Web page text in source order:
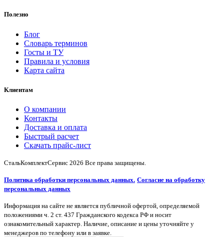
Полезно
Блог
Словарь терминов
Госты и ТУ
Правила и условия
Карта сайта
Клиентам
О компании
Контакты
Доставка и оплата
Быстрый расчет
Скачать прайс-лист
СтальКомплектСервис 2026 Все права защищены.
Политика обработки персональных данных. Согласие на обработку
персональных данных
Информация на сайте не является публичной офертой, определяемой
положениями ч. 2 ст. 437 Гражданского кодекса РФ и носит
ознакомительный характер. Наличие, описание и цены уточняйте у
менеджеров по телефону или в заявке.